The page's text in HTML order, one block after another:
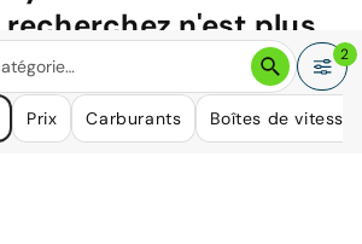
n'est plus
disponible.
voitures qui pourraient répondre
à vos besoins.
2
Prix Carburants Boîtes de vitesse